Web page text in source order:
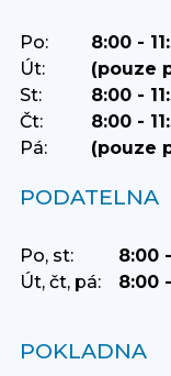
Po:
8:00 -
Út:
(pouze
St:
8:00 -
Čt:
8:00 -
Pá:
(pouze
PODATELNA
Po, st:
8:00
Út, čt, pá:
8:00
POKLADNA